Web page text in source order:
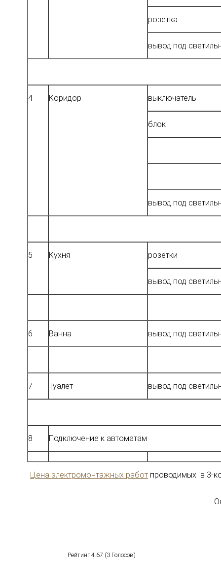
розетка
вывод под
4 Коридор выключатель
блок
вывод под
5 Кухня розетки
вывод под
6 Ванна вывод под
7 Туалет вывод под
8 Подключение к автоматам
Цена электромонтажных работ проводимых в 3-
Рейтинг4.67 (3 Голосов)